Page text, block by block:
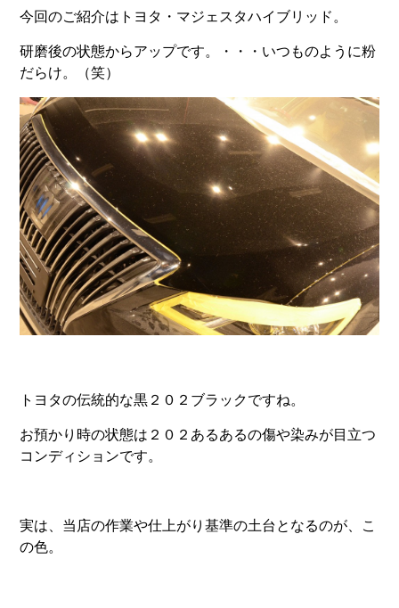
今回のご紹介はトヨタ・マジェスタハイブリッド。
研磨後の状態からアップです。・・・いつものように粉
だらけ。（笑）
トヨタの伝統的な黒２０２ブラックですね。
お預かり時の状態は２０２あるあるの傷や染みが目立つ
コンディションです。
実は、当店の作業や仕上がり基準の土台となるのが、こ
の色。